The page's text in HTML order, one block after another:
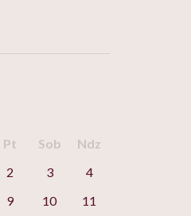
Pt Sob
Ndz
2 3
4
9 10
11